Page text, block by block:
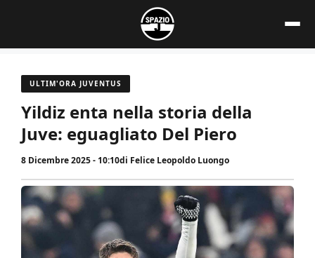
contenuto
ULTIM'ORA JUVENTUS
Yildiz enta nella storia della
Juve: eguagliato Del Piero
8 Dicembre 2025 - 10:10di Felice Leopoldo Luongo